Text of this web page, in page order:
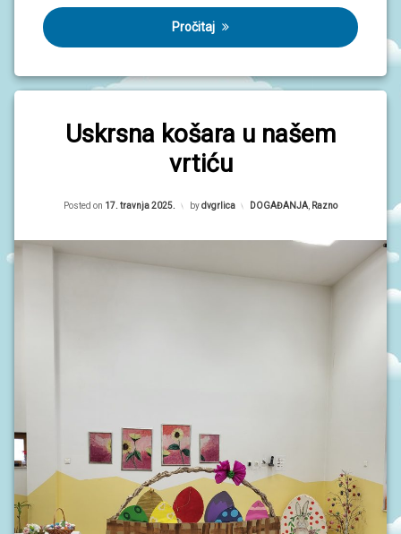
Pročitaj
Uskrsna košara u našem
vrtiću
Posted on 17. travnja 2025. bydvgrlica Kategorije:
DOGAĐANJA Razno